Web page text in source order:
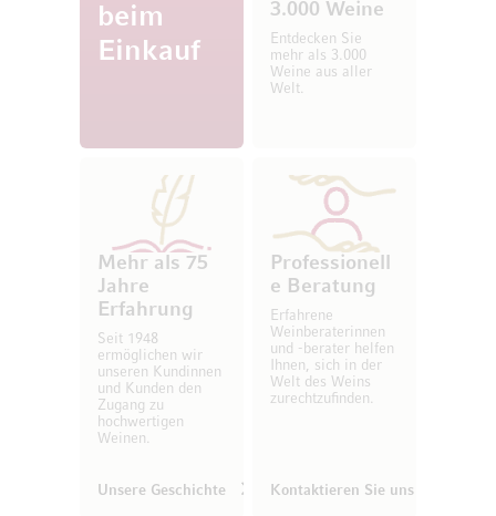
beim
Einkauf
3.000 Weine
Entdecken Sie
mehr als 3.000
Weine aus aller
Welt.
Mehr als 75
Jahre
Erfahrung
Seit 1948
ermöglichen wir
unseren Kundinnen
und Kunden den
Zugang zu
hochwertigen
Weinen.
Unsere Geschichte
Professionell
e Beratung
Erfahrene
Weinberaterinnen
und -berater helfen
Ihnen, sich in der
Welt des Weins
zurechtzufinden.
Kontaktieren Sie uns